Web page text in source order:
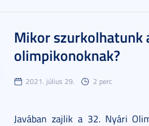
Mikor szurkolhatunk
olimpikonoknak?
2021. július 29. 2 perc
Javában zajlik a 32. Nyári